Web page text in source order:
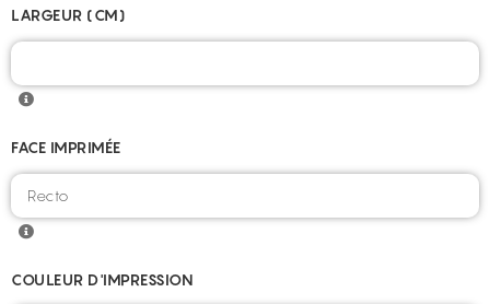
LARGEUR (CM)
FACE IMPRIMÉE
COULEUR D'IMPRESSION